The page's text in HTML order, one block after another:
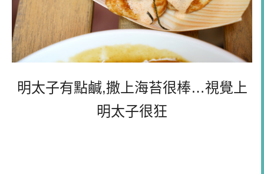
明太子有點鹹,撒上海苔很棒…視覺上
明太子很狂